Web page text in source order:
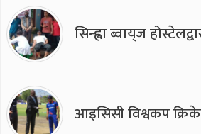
सिन्ह्वा ब्वाय्‌ज
आइसिसी विश्वकप